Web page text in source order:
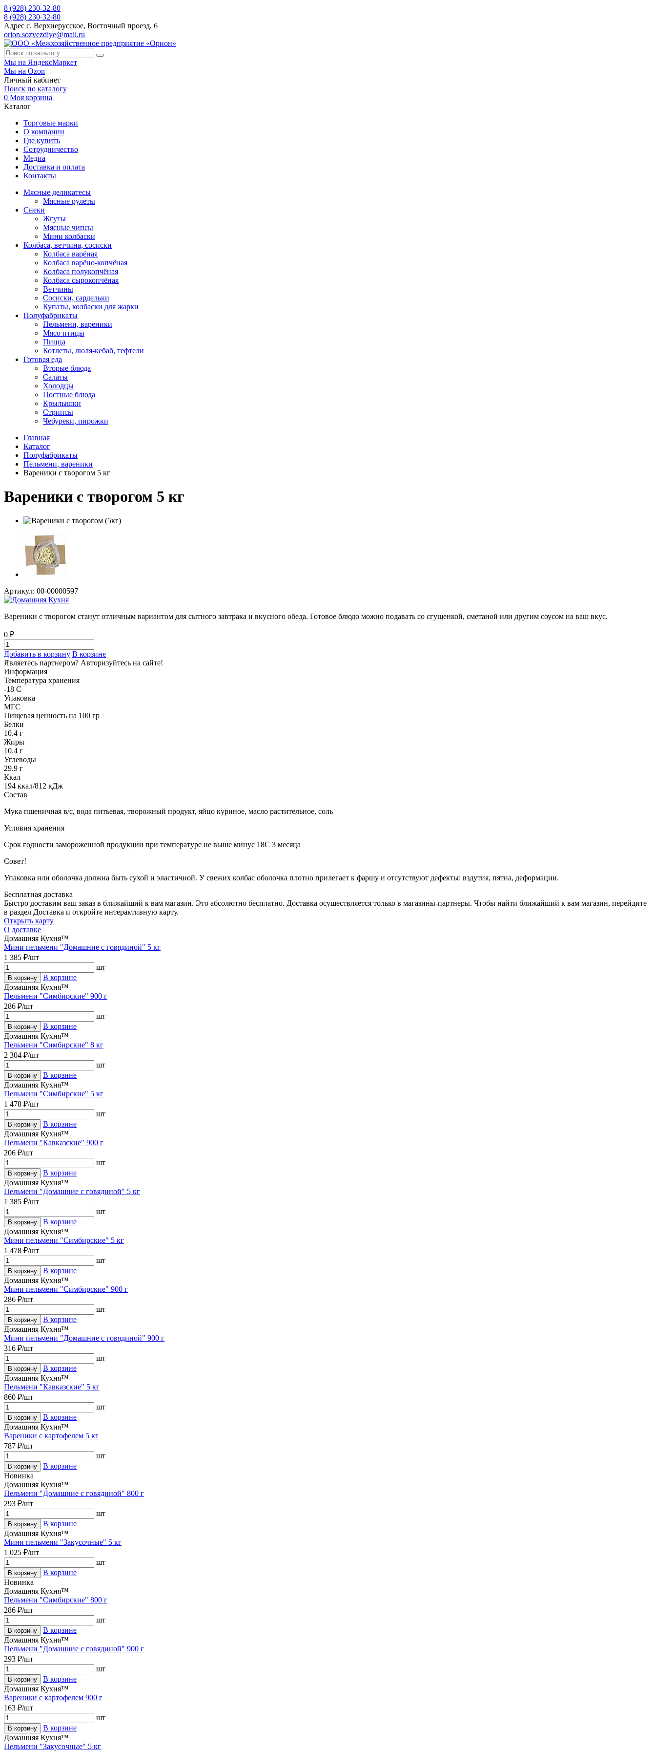
8 (928) 230-32-80
8 (928) 230-32-80
Адрес с. Верхнерусское, Восточный проезд, 6
orion.sozvezdiye@mail.ru
Мы на ЯндексМаркет
Мы на Ozon
Личный кабинет
Поиск по каталогу
0 Моя корзина
Каталог
Торговые марки
О компании
Где купить
Сотрудничество
Медиа
Доставка и оплата
Контакты
Мясные деликатесы
Мясные рулеты
Снеки
Жгуты
Мясные чипсы
Мини колбаски
Колбаса, ветчина, сосиски
Колбаса варёная
Колбаса варёно-копчёная
Колбаса полукопчёная
Колбаса сырокопчёная
Ветчины
Сосиски, сардельки
Купаты, колбаски для жарки
Полуфабрикаты
Пельмени, вареники
Мясо птицы
Пицца
Котлеты, люля-кебаб, тефтели
Готовая еда
Вторые блюда
Салаты
Холодцы
Постные блюда
Крылышки
Стрипсы
Чебуреки, пирожки
Главная
Каталог
Полуфабрикаты
Пельмени, вареники
Вареники с творогом 5 кг
Вареники с творогом 5 кг
Артикул: 00-00000597
Вареники с творогом станут отличным вариантом для сытного завтрака и вкусного обеда. Готовое блюдо можно подавать со сгущенкой, сметаной или другим соусом на ваш вкус.
0 ₽
Добавить в корзину В корзине
Являетесь партнером? Авторизуйтесь на сайте!
Информация
Температура хранения
-18 С
Упаковка
МГС
Пищевая ценность на 100 гр
Белки
10.4 г
Жиры
10.4 г
Углеводы
29.9 г
Ккал
194 ккал/812 кДж
Состав
Мука пшеничная в/с, вода питьевая, творожный продукт, яйцо куриное, масло растительное, соль
Условия хранения
Срок годности замороженной продукции при температуре не выше минус 18С 3 месяца
Совет!
Упаковка или оболочка должна быть сухой и эластичной. У свежих колбас оболочка плотно прилегает к фаршу и отсутствуют дефекты: вздутия, пятна, деформации.
Бесплатная доставка
Быстро доставим ваш заказ в ближайший к вам магазин. Это абсолютно бесплатно. Доставка осуществляется только в магазины-партнеры. Чтобы найти ближайший к вам магазин, перейдите
в раздел Доставка и откройте интерактивную карту.
Открыть карту
О доставке
Домашняя Кухня™
Мини пельмени "Домашние с говядиной" 5 кг
1 385 ₽/шт
шт
В корзину
В корзине
Домашняя Кухня™
Пельмени "Симбирские" 900 г
286 ₽/шт
шт
В корзину
В корзине
Домашняя Кухня™
Пельмени "Симбирские" 8 кг
2 304 ₽/шт
шт
В корзину
В корзине
Домашняя Кухня™
Пельмени "Симбирские" 5 кг
1 478 ₽/шт
шт
В корзину
В корзине
Домашняя Кухня™
Пельмени "Кавказские" 900 г
206 ₽/шт
шт
В корзину
В корзине
Домашняя Кухня™
Пельмени "Домашние с говядиной" 5 кг
1 385 ₽/шт
шт
В корзину
В корзине
Домашняя Кухня™
Мини пельмени "Симбирские" 5 кг
1 478 ₽/шт
шт
В корзину
В корзине
Домашняя Кухня™
Мини пельмени "Симбирские" 900 г
286 ₽/шт
шт
В корзину
В корзине
Домашняя Кухня™
Мини пельмени "Домашние с говядиной" 900 г
316 ₽/шт
шт
В корзину
В корзине
Домашняя Кухня™
Пельмени "Кавказские" 5 кг
860 ₽/шт
шт
В корзину
В корзине
Домашняя Кухня™
Вареники с картофелем 5 кг
787 ₽/шт
шт
В корзину
В корзине
Новинка
Домашняя Кухня™
Пельмени "Домашние с говядиной" 800 г
293 ₽/шт
шт
В корзину
В корзине
Домашняя Кухня™
Мини пельмени "Закусочные" 5 кг
1 025 ₽/шт
шт
В корзину
В корзине
Новинка
Домашняя Кухня™
Пельмени "Симбирские" 800 г
286 ₽/шт
шт
В корзину
В корзине
Домашняя Кухня™
Пельмени "Домашние с говядиной" 900 г
293 ₽/шт
шт
В корзину
В корзине
Домашняя Кухня™
Вареники с картофелем 900 г
163 ₽/шт
шт
В корзину
В корзине
Домашняя Кухня™
Пельмени "Закусочные" 5 кг